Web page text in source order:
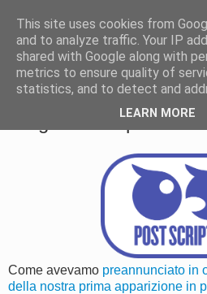
Post Scriptum
Un gioco che piaceva
Come avevamo preannunciato in
della nostra prima apparizione in
This site uses cookies from
and to analyze traffic. Your IP
shared with Google along with
metrics to ensure quality of
statistics, and to detect and
LEARN MORE